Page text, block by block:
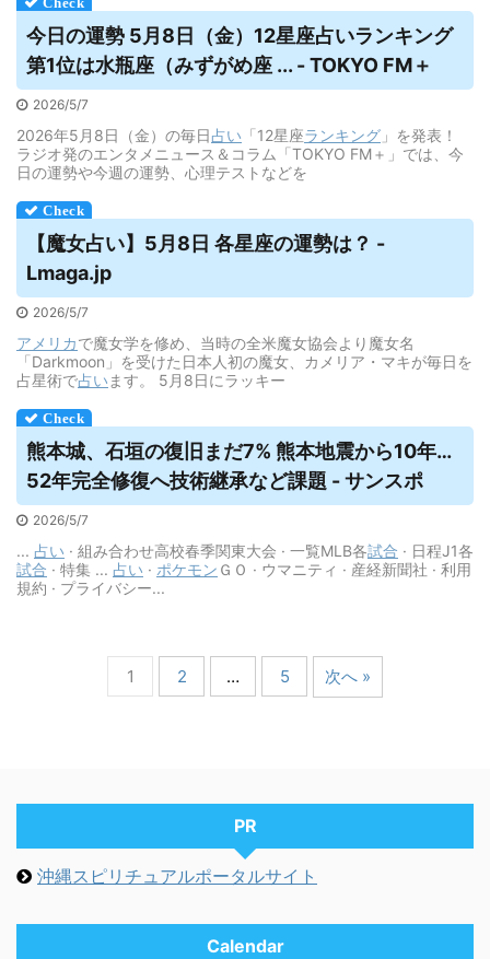
今日の運勢 5月8日（金）12星座占いランキング
第1位は水瓶座（みずがめ座 ... - TOKYO FM＋
2026/5/7
2026年5月8日（金）の毎日占い 「12星座ランキング 」を発表！
ラジオ発のエンタメニュース＆コラム「TOKYO FM＋」では、今
日の運勢や今週の運勢、心理テストなどを
【魔女占い】5月8日 各星座の運勢は？ -
Lmaga.jp
2026/5/7
アメリカで魔女学を修め、当時の全米魔女協会より魔女名
「Darkmoon」を受けた日本人初の魔女、カメリア・マキが毎日を
占星術で占い ます。 5月8日にラッキー
熊本城、石垣の復旧まだ7% 熊本地震から10年…
52年完全修復へ技術継承など課題 - サンスポ
2026/5/7
... 占い · 組み合わせ高校春季関東大会 · 一覧MLB各試合 · 日程J1各
試合 · 特集 ... 占い · ポケモン ＧＯ · ウマニティ · 産経新聞社 · 利用
規約 · プライバシー...
1 2 … 5 次へ »
PR
沖縄スピリチュアルポータルサイト
Calendar